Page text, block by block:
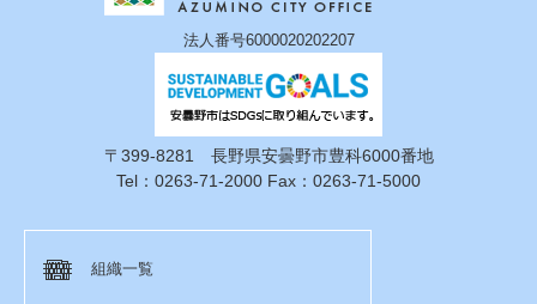
法人番号6000020202207
〒399-8281 長野県安曇野市豊科6000番地
Tel：0263-71-2000 Fax：0263-71-5000
組織一覧